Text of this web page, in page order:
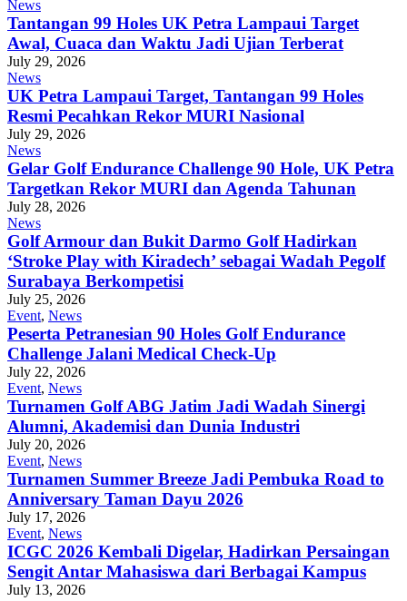
News
Tantangan 99 Holes UK Petra Lampaui Target
Awal, Cuaca dan Waktu Jadi Ujian Terberat
July 29, 2026
News
UK Petra Lampaui Target, Tantangan 99 Holes
Resmi Pecahkan Rekor MURI Nasional
July 29, 2026
News
Gelar Golf Endurance Challenge 90 Hole, UK Petra
Targetkan Rekor MURI dan Agenda Tahunan
July 28, 2026
News
Golf Armour dan Bukit Darmo Golf Hadirkan
‘Stroke Play with Kiradech’ sebagai Wadah Pegolf
Surabaya Berkompetisi
July 25, 2026
Event, News
Peserta Petranesian 90 Holes Golf Endurance
Challenge Jalani Medical Check-Up
July 22, 2026
Event, News
Turnamen Golf ABG Jatim Jadi Wadah Sinergi
Alumni, Akademisi dan Dunia Industri
July 20, 2026
Event, News
Turnamen Summer Breeze Jadi Pembuka Road to
Anniversary Taman Dayu 2026
July 17, 2026
Event, News
ICGC 2026 Kembali Digelar, Hadirkan Persaingan
Sengit Antar Mahasiswa dari Berbagai Kampus
July 13, 2026